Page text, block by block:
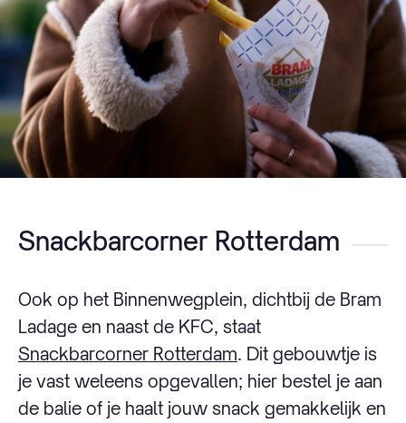
Snackbarcorner Rotterdam
Ook op het Binnenwegplein, dichtbij de Bram
Ladage en naast de KFC, staat
Snackbarcorner Rotterdam. Dit gebouwtje is
je vast weleens opgevallen; hier bestel je aan
de balie of je haalt jouw snack gemakkelijk en